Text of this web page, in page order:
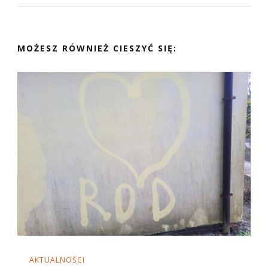
MOŻESZ RÓWNIEŻ CIESZYĆ SIĘ:
AKTUALNOŚCI